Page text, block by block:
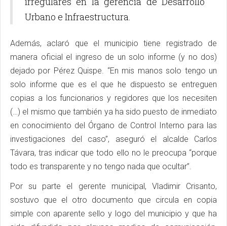
Urbano e Infraestructura.
Además, aclaró que el municipio tiene registrado de
manera oficial el ingreso de un solo informe (y no dos)
dejado por Pérez Quispe. “En mis manos solo tengo un
solo informe que es el que he dispuesto se entreguen
copias a los funcionarios y regidores que los necesiten
(…) el mismo que también ya ha sido puesto de inmediato
en conocimiento del Órgano de Control Interno para las
investigaciones del caso”, aseguró el alcalde Carlos
Távara, tras indicar que todo ello no le preocupa “porque
todo es transparente y no tengo nada que ocultar”.
Por su parte el gerente municipal, Vladimir Crisanto,
sostuvo que el otro documento que circula en copia
simple con aparente sello y logo del municipio y que ha